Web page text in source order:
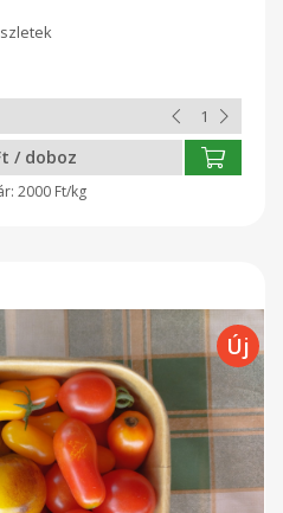
bolti forgalomban már
esetén ilyenek például:
/ doboz
2000 Ft/kg